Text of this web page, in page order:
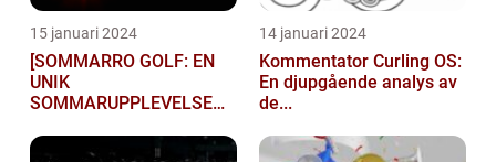
15 januari 2024
[SOMMARRO GOLF: EN
UNIK
SOMMARUPPLEVELSE
14 januari 2024
Kommentator Curling OS:
En djupgående analys av
de...